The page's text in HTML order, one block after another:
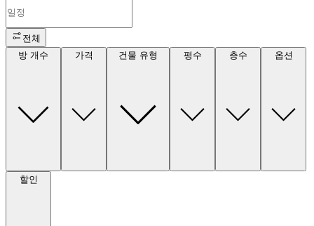
전체
방 개수
가격 건물 유형 평수 층수 옵션
할인